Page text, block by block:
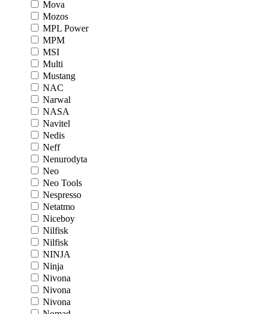
Mova
Mozos
MPL Power
MPM
MSI
Multi
Mustang
NAC
Narwal
NASA
Navitel
Nedis
Neff
Nenurodyta
Neo
Neo Tools
Nespresso
Netatmo
Niceboy
Nilfisk
Nilfisk
NINJA
Ninja
Nivona
Nivona
Nivona